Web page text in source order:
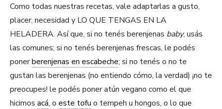
Como todas nuestras recetas, vale adaptarlas a gusto,
placer, necesidad y LO QUE TENGAS EN LA
HELADERA. Así que, si no tenés berenjenas baby, usás
las comunes; si no tenés berenjenas frescas, le podés
ponerberenjenas en escabeche; si no tenés o no te
gustan las berenjenas (no entiendo cómo, la verdad) ¡no te
preocupes! le podés poner atún vegano como el que
hicimos acá, o este tofu o tempeh u hongos, o lo que